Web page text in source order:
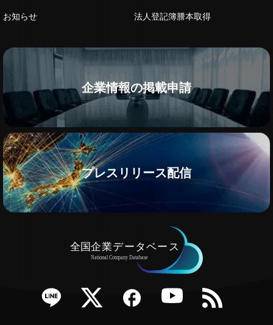
お知らせ 法人登記簿謄本取得
企業情報の掲載申請
プレスリリース配信
Twitter Facebook YouTube RSS